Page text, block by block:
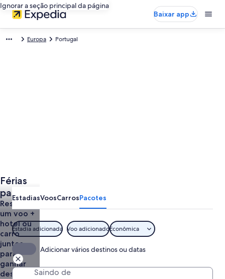
Ignorar a seção principal da página
Baixar app
Europa Portugal
Férias
para
Portugal
Reserve
um voo +
hotel ou
carro
juntos
para
ganhar
descontos
EstadiasVoosCarrosPacotes
Estadia adicionada Voo adicionadoEconômica
Adicionar vários destinos ou datas
Saindo de